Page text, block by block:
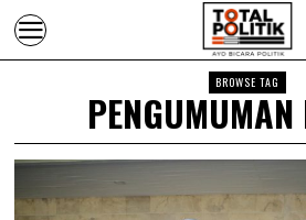
BROWSE TAG
PENGUMUMAN